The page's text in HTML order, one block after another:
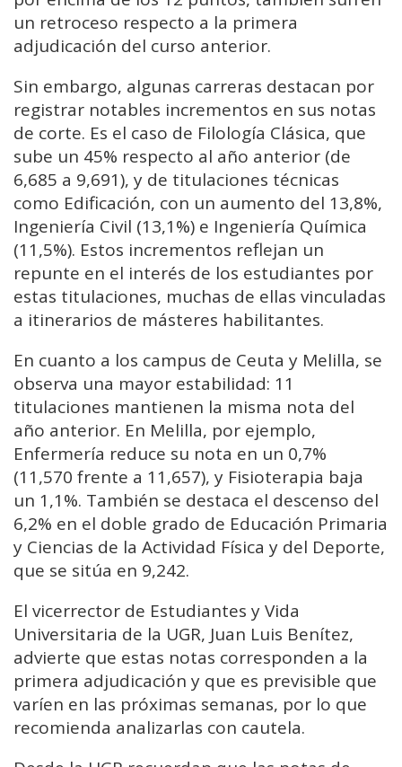
un retroceso respecto a la primera
adjudicación del curso anterior.
Sin embargo, algunas carreras destacan por
registrar notables incrementos en sus notas
de corte. Es el caso de Filología Clásica, que
sube un 45% respecto al año anterior (de
6,685 a 9,691), y de titulaciones técnicas
como Edificación, con un aumento del 13,8%,
Ingeniería Civil (13,1%) e Ingeniería Química
(11,5%). Estos incrementos reflejan un
repunte en el interés de los estudiantes por
estas titulaciones, muchas de ellas vinculadas
a itinerarios de másteres habilitantes.
En cuanto a los campus de Ceuta y Melilla, se
observa una mayor estabilidad: 11
titulaciones mantienen la misma nota del
año anterior. En Melilla, por ejemplo,
Enfermería reduce su nota en un 0,7%
(11,570 frente a 11,657), y Fisioterapia baja
un 1,1%. También se destaca el descenso del
6,2% en el doble grado de Educación Primaria
y Ciencias de la Actividad Física y del Deporte,
que se sitúa en 9,242.
El vicerrector de Estudiantes y Vida
Universitaria de la UGR, Juan Luis Benítez,
advierte que estas notas corresponden a la
primera adjudicación y que es previsible que
varíen en las próximas semanas, por lo que
recomienda analizarlas con cautela.